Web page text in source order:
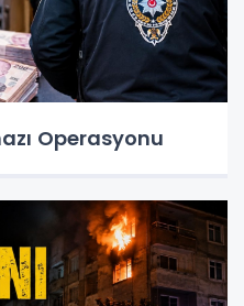
Operasyonu